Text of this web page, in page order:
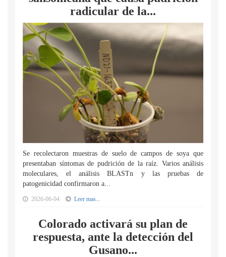
radicular de la...
Se recolectaron muestras de suelo de campos de soya que
presentaban síntomas de pudrición de la raíz. Varios análisis
moleculares, el análisis BLASTn y las pruebas de
patogenicidad confirmaron a...
2026-06-04 Leer mas...
Colorado activará su plan de
respuesta, ante la detección del
Gusano...